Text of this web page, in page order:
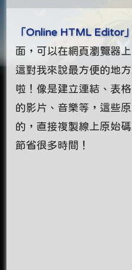
「Online HTML Editor」
面，可以在網頁瀏覽器
這對我來說最方便的地
啦！像是建立連結、表
的影片、音樂等，這些
的，直接複製線上原始
節省很多時間！